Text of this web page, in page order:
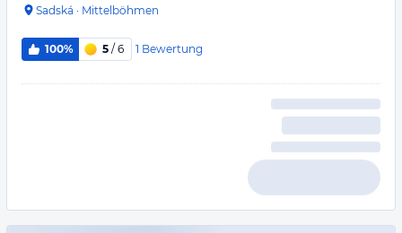
Sadská · Mittelböhmen
100% 5 / 6 1 Bewertung